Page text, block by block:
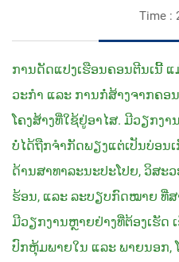
Time :
ການດັດແປງເຮືອນຄອນຕີນເນີ້
ວະກໍາ ແລະ ການກໍ່ສ້າງຈາກຄອ
ໂຄງສ້າງທີ່ໃຊ້ຢູ່ອາໄສ. ມີວຽກງ
ບໍ່ໄດ້ຖືກຈຳກັດພຽງແຕ່ເປັນບ່ອນ
ດ້ານສາທາລະນະປະໂປຍ, ວິສະ
ຮ້ອນ, ແລະ ລະບຽບກົດໝາຍ ທີ່ສ
ມີວຽກງານຫຼາຍຢ່າງທີ່ຕ້ອງເຮັດ
ປົກຫຸ້ມພາຍໃນ ແລະ ພາຍນອກ,